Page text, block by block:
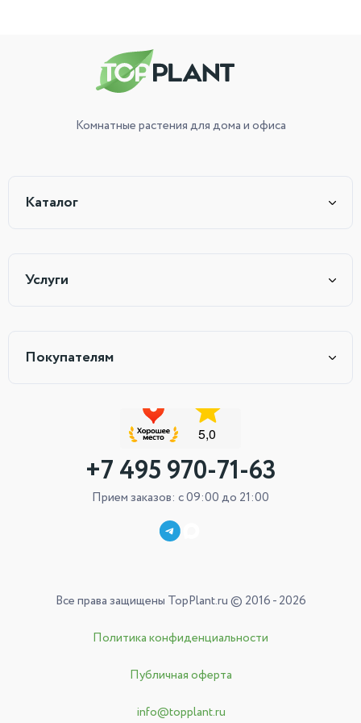
Комнатные растениядля дома и офиса
Каталог
Услуги
Покупателям
+7 495 970-71-63
Прием заказов: с 09:00 до 21:00
Все права защищены TopPlant.ru © 2016 - 2026
Политика конфиденциальности
Публичная оферта
info@topplant.ru